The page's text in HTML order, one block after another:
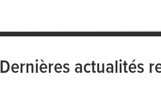
Dernières actualités